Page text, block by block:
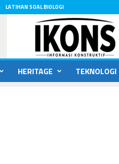
LATIHAN SOAL BIOLOGI
HERITAGE TEKNOLOGI